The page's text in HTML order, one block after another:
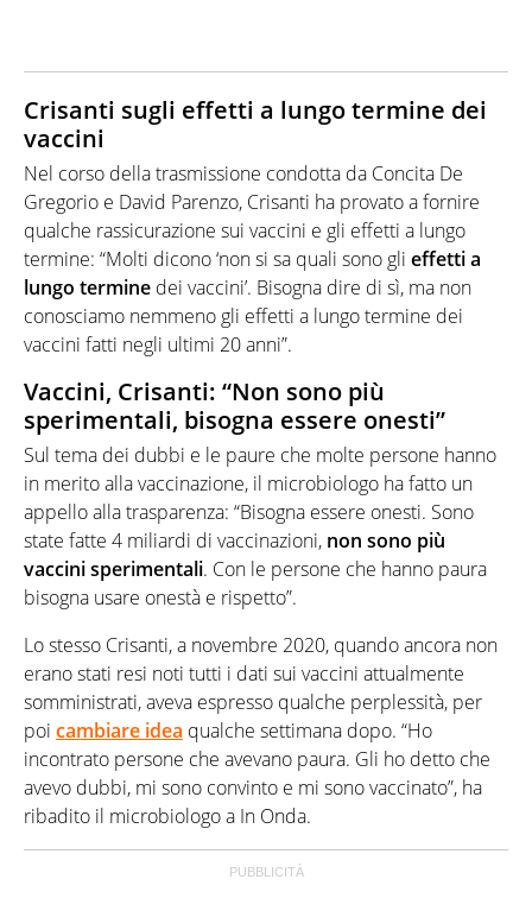
Crisanti sugli effetti a lungo termine dei
vaccini
Nel corso della trasmissione condotta da Concita De
Gregorio e David Parenzo, Crisanti ha provato a fornire
qualche rassicurazione sui vaccini e gli effetti a lungo
termine: “Molti dicono ‘non si sa quali sono gli effetti a
lungo termine dei vaccini’. Bisogna dire di sì, ma non
conosciamo nemmeno gli effetti a lungo termine dei
vaccini fatti negli ultimi 20 anni”.
Vaccini, Crisanti: “Non sono più
sperimentali, bisogna essere onesti”
Sul tema dei dubbi e le paure che molte persone hanno
in merito alla vaccinazione, il microbiologo ha fatto un
appello alla trasparenza: “Bisogna essere onesti. Sono
state fatte 4 miliardi di vaccinazioni, non sono più
vaccini sperimentali. Con le persone che hanno paura
bisogna usare onestà e rispetto”.
Lo stesso Crisanti, a novembre 2020, quando ancora non
erano stati resi noti tutti i dati sui vaccini attualmente
somministrati, aveva espresso qualche perplessità, per
poi cambiare idea qualche settimana dopo. “Ho
incontrato persone che avevano paura. Gli ho detto che
avevo dubbi, mi sono convinto e mi sono vaccinato”, ha
ribadito il microbiologo a In Onda.